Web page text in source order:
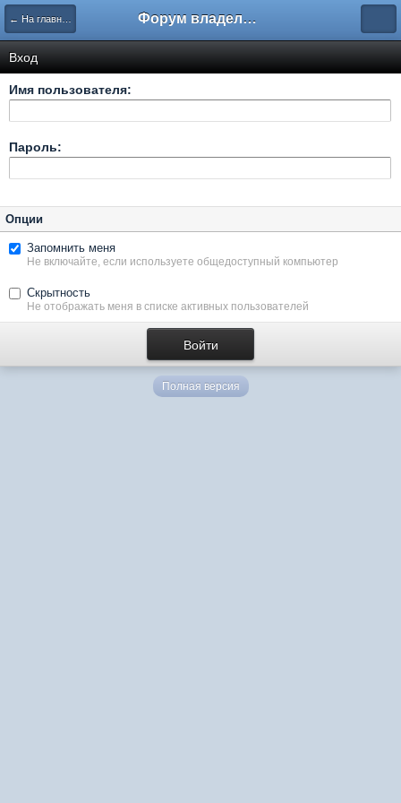
← На главную Форум владельцев интернет-магазинов
Вход
Имя пользователя:
Пароль:
Опции
Запомнить меня
Не включайте, если используете общедоступный компьютер
Скрытность
Не отображать меня в списке активных пользователей
Полная версия